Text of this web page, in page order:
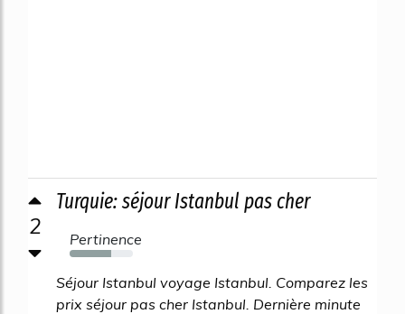
2
Turquie: séjour Istanbul pas cher
Pertinence
65%
Séjour Istanbul voyage Istanbul. Comparez les
prix séjour pas cher Istanbul. Dernière minute